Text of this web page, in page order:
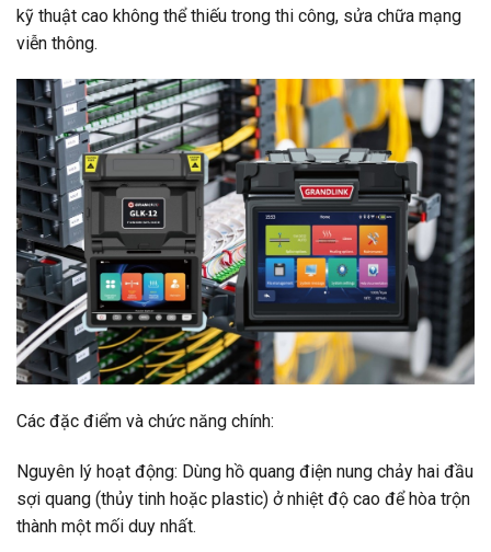
kỹ thuật cao không thể thiếu trong thi công, sửa chữa mạng
viễn thông.
Các đặc điểm và chức năng chính:
Nguyên lý hoạt động: Dùng hồ quang điện nung chảy hai đầu
sợi quang (thủy tinh hoặc plastic) ở nhiệt độ cao để hòa trộn
thành một mối duy nhất.